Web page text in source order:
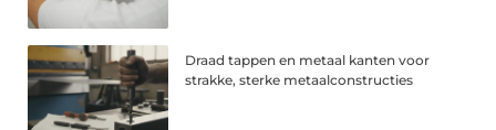
Draad tappen en metaal kanten voor
strakke, sterke metaalconstructies